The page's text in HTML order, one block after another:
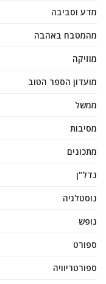
מדע וסביבה
מהמטבח באהבה
מוזיקה
מועדון הספר הטוב
ממשל
מסיבות
מתכונים
נדל"ן
נוסטלגיה
נופש
ספורט
ספורטריוויה